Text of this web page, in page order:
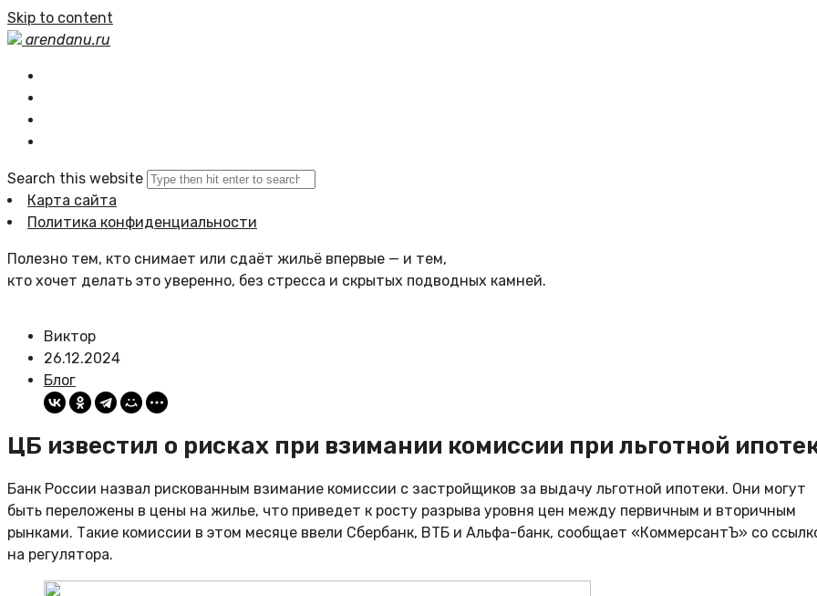
Skip to content
arendanu.ru
Search this website
Карта сайта
Политика конфиденциальности
Полезно тем, кто снимает или сдаёт жильё впервые — и тем,
кто хочет делать это уверенно, без стресса и скрытых подводных камней.
Виктор
26.12.2024
Блог
ЦБ известил о рисках при взимании комиссии при льготной
Банк России назвал рискованным взимание комиссии с застройщиков за выдачу льготной ипотеки. Они могут
быть переложены в цены на жилье, что приведет к росту разрыва уровня цен между первичным и вторичным
рынками. Такие комиссии в этом месяце ввели Сбербанк, ВТБ и Альфа-банк, сообщает «КоммерсантЪ» со
на регулятора.